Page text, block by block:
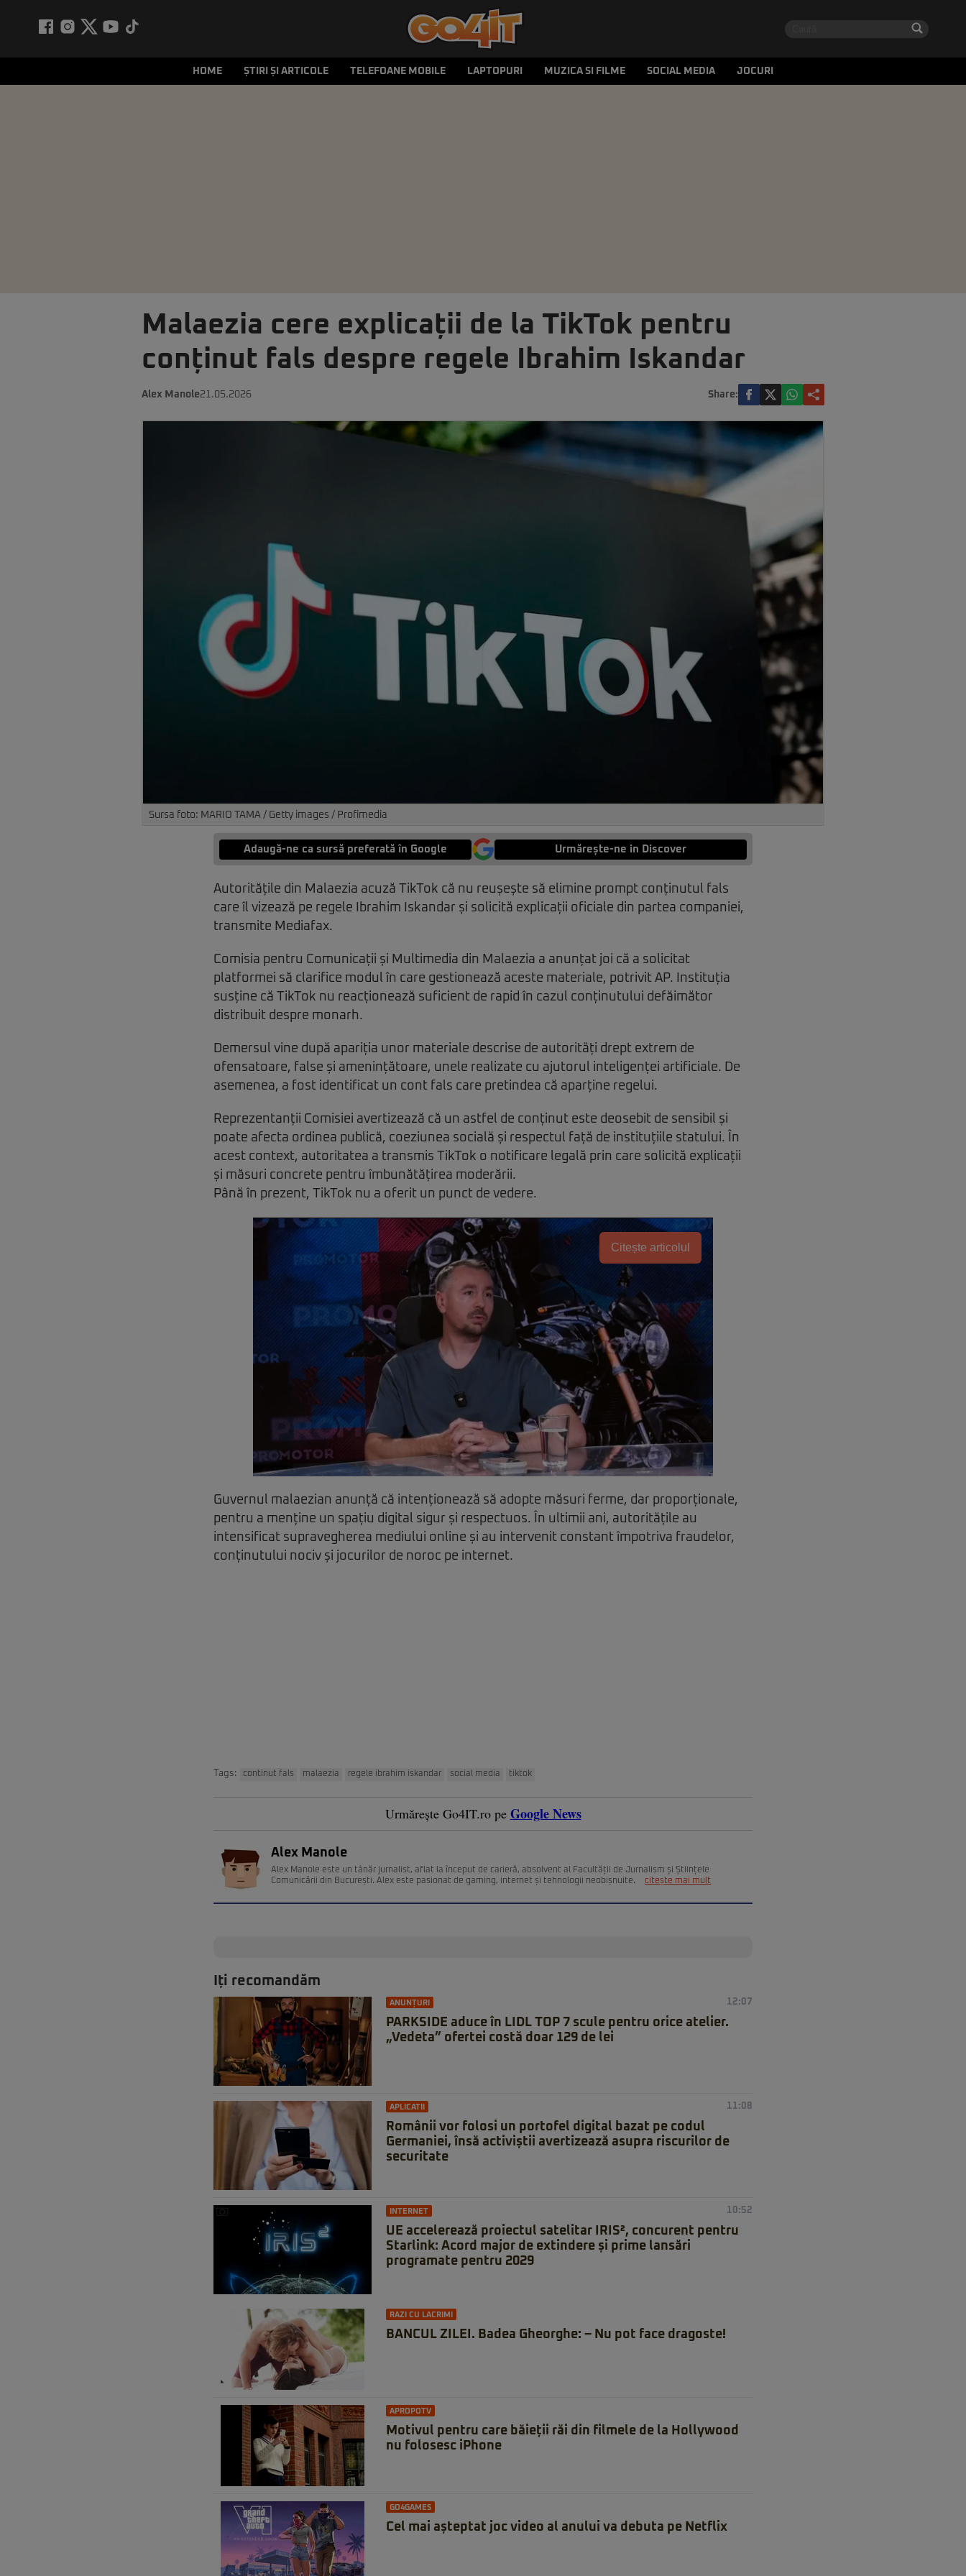
HOME ȘTIRI ȘI ARTICOLE TELEFOANE MOBILE LAPTOPURI MUZICA SI FILME SOCIAL MEDIA JOCURI
Malaezia cere explicații de la TikTok pentru
conținut fals despre regele Ibrahim Iskandar
Alex Manole21.05.2026 Share:
Sursa foto: MARIO TAMA / Getty images / Profimedia
Adaugă-ne ca sursă preferată în Google Urmărește-ne in Discover
Autoritățile din Malaezia acuză TikTok că nu reușește să elimine prompt conținutul fals
care îl vizează pe regele Ibrahim Iskandar și solicită explicații oficiale din partea companiei,
transmite Mediafax.
Comisia pentru Comunicații și Multimedia din Malaezia a anunțat joi că a solicitat
platformei să clarifice modul în care gestionează aceste materiale, potrivit AP. Instituția
susține că TikTok nu reacționează suficient de rapid în cazul conținutului defăimător
distribuit despre monarh.
Demersul vine după apariția unor materiale descrise de autorități drept extrem de
ofensatoare, false și amenințătoare, unele realizate cu ajutorul inteligenței artificiale. De
asemenea, a fost identificat un cont fals care pretindea că aparține regelui.
Reprezentanții Comisiei avertizează că un astfel de conținut este deosebit de sensibil și
poate afecta ordinea publică, coeziunea socială și respectul față de instituțiile statului. În
acest context, autoritatea a transmis TikTok o notificare legală prin care solicită explicații
și măsuri concrete pentru îmbunătățirea moderării.
Până în prezent, TikTok nu a oferit un punct de vedere.
Citește articolul
Guvernul malaezian anunță că intenționează să adopte măsuri ferme, dar proporționale,
pentru a menține un spațiu digital sigur și respectuos. În ultimii ani, autoritățile au
intensificat supravegherea mediului online și au intervenit constant împotriva fraudelor,
conținutului nociv și jocurilor de noroc pe internet.
Tags: continut fals malaezia regele ibrahim iskandar social media tiktok
Urmărește Go4IT.ro pe Google News
Alex Manole
Alex Manole este un tânăr jurnalist, aflat la început de carieră, absolvent al Facultății de Jurnalism și Științele
Comunicării din București. Alex este pasionat de gaming, internet și tehnologii neobișnuite.
citește mai mult
Iți recomandăm
ANUNȚURI 12:07
PARKSIDE aduce în LIDL TOP 7 scule pentru orice atelier.
„Vedeta” ofertei costă doar 129 de lei
APLICATII 11:08
Românii vor folosi un portofel digital bazat pe codul
Germaniei, însă activiștii avertizează asupra riscurilor de
securitate
INTERNET 10:52
UE accelerează proiectul satelitar IRIS², concurent pentru
Starlink: Acord major de extindere și prime lansări
programate pentru 2029
RAZI CU LACRIMI
BANCUL ZILEI. Badea Gheorghe: – Nu pot face dragoste!
APROPOTV
Motivul pentru care băieții răi din filmele de la Hollywood
nu folosesc iPhone
GO4GAMES
Cel mai așteptat joc video al anului va debuta pe Netflix